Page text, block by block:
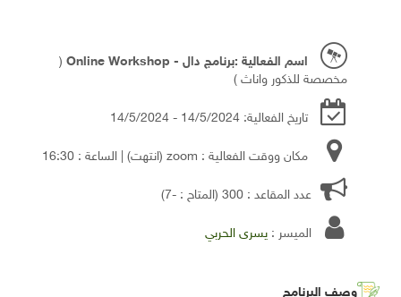
اسم الفعالية :برنامج دال - Online Workshop
(
مخصصة للذكور واناث )
تاريخ الفعالية: 14/5/2024 - 14/5/2024
مكان ووقت الفعالية : zoom (انتهت) | الساعة : 16:30
عدد المقاعد : 300 (المتاح : -7)
الميسر : يسرى الحربي
وصف البرنامج